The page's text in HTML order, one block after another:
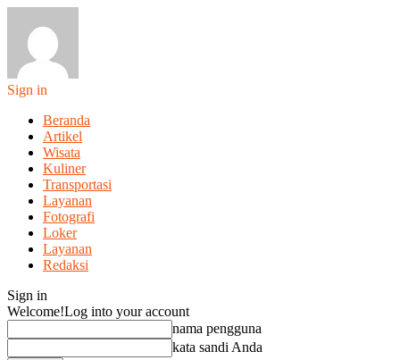
Sign in
Beranda
Artikel
Wisata
Kuliner
Transportasi
Layanan
Fotografi
Loker
Layanan
Redaksi
Sign in
Welcome!Log into your account
nama pengguna
kata sandi Anda